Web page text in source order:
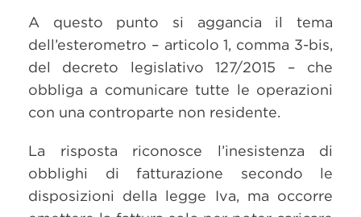
A questo punto si aggancia il tema
dell’esterometro – articolo 1, comma 3-bis,
del decreto legislativo 127/2015 – che
obbliga a comunicare tutte le operazioni
con una controparte non residente.
La risposta riconosce l’inesistenza di
obblighi di fatturazione secondo le
disposizioni della legge Iva, ma occorre